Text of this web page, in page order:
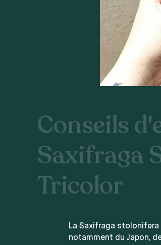
Conseils
Saxifraga
Tricolor
La Saxifraga
notamment du Japon,